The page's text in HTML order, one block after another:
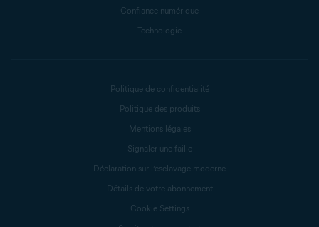
Confiance numérique
Technologie
Politique de confidentialité
Politique des produits
Mentions légales
Signaler une faille
Déclaration sur l’esclavage moderne
Détails de votre abonnement
Cookie Settings